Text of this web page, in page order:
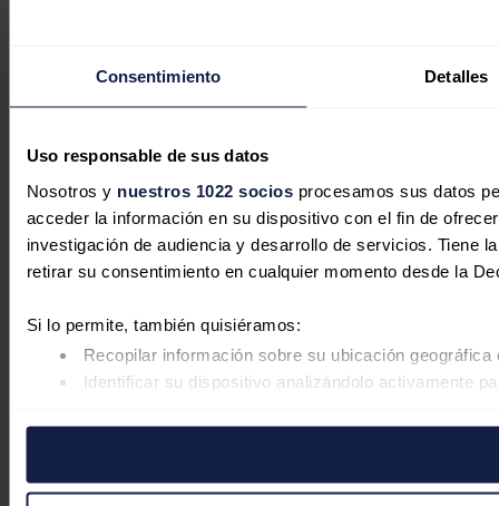
Consentimiento Detalles
Uso responsable de sus datos
Nosotros y nuestros 1022 sociosprocesamos sus datos
acceder la información en su dispositivo con el fin de
investigación de audiencia y desarrollo de servicios. Tiene
retirar su consentimiento en cualquier momento desde la
Si lo permite, también quisiéramos:
Recopilar información sobre su ubicación
Identificar su dispositivo analizándolo activamente
Las cookies de este sitio web se usan para personalizar el